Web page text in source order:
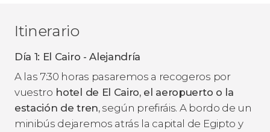
Itinerario
Día 1: El Cairo - Alejandría
A las 7:30 horas pasaremos a recogeros por
vuestro hotel de El Cairo, el aeropuerto o la
estación de tren, según prefiráis. A bordo de un
minibús dejaremos atrás la capital de Egipto y